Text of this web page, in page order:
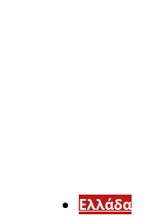
Ελλάδα